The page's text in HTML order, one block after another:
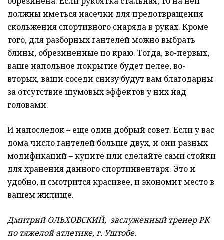
должны иметься насечки для предотвращения
скольжения спортивного снаряда в руках. Кроме
того, для разборных гантелей можно выбрать
блины, обрезиненные по краю. Тогда, во-первых,
ваше напольное покрытие будет целее, во-
вторых, ваши соседи снизу будут вам благодарны
за отсутствие шумовых эффектов у них над
головами.
И напоследок – еще один добрый совет. Если у вас
дома число гантелей больше двух, и они разных
модификаций – купите или сделайте сами стойки
для хранения данного спортинвентаря. Это и
удобно, и смотрится красивее, и экономит место в
вашем жилище.
Дмитрий ОЛЬХОВСКИЙ, заслуженный тренер РК
по тяжелой атлетике, г. Уштобе.